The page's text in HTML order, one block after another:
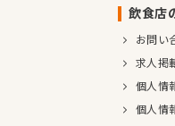
飲食店
お問い
求人掲
個人情
個人情